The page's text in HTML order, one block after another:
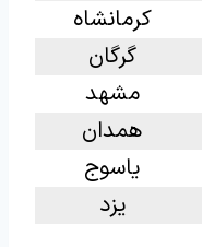
کرمانشاه
گرگان
مشهد
همدان
یاسوج
یزد